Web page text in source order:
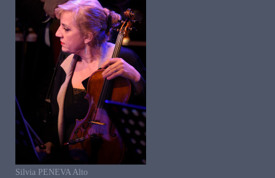
Silvia PENEVA Alto